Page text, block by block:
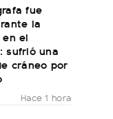
fue
la
el
sufrió una
cráneo por
Hace 1 hora